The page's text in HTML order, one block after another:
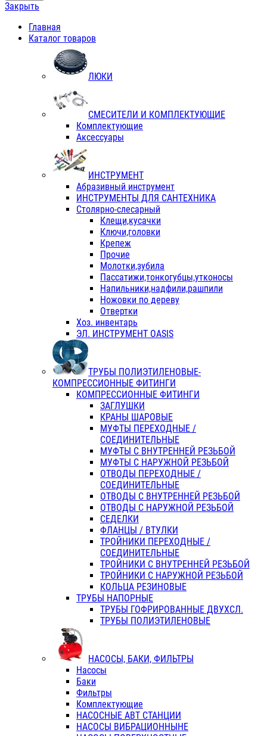
Закрыть
Главная
Каталог товаров
ЛЮКИ
СМЕСИТЕЛИ И КОМПЛЕКТУЮЩИЕ
Комплектующие
Аксессуары
ИНСТРУМЕНТ
Абразивный инструмент
ИНСТРУМЕНТЫ ДЛЯ САНТЕХНИКА
Столярно-слесарный
Клещи,кусачки
Ключи,головки
Крепеж
Прочие
Молотки,зубила
Пассатижи,тонкогубцы,утконосы
Напильники,надфили,рашпили
Ножовки по дереву
Отвертки
Хоз. инвентарь
ЭЛ. ИНСТРУМЕНТ OASIS
ТРУБЫ ПОЛИЭТИЛЕНОВЫЕ-
КОМПРЕССИОННЫЕ ФИТИНГИ
КОМПРЕССИОННЫЕ ФИТИНГИ
ЗАГЛУШКИ
КРАНЫ ШАРОВЫЕ
МУФТЫ ПЕРЕХОДНЫЕ /
СОЕДИНИТЕЛЬНЫЕ
МУФТЫ С ВНУТРЕННЕЙ РЕЗЬБОЙ
МУФТЫ С НАРУЖНОЙ РЕЗЬБОЙ
ОТВОДЫ ПЕРЕХОДНЫЕ /
СОЕДИНИТЕЛЬНЫЕ
ОТВОДЫ С ВНУТРЕННЕЙ РЕЗЬБОЙ
ОТВОДЫ С НАРУЖНОЙ РЕЗЬБОЙ
СЕДЕЛКИ
ФЛАНЦЫ / ВТУЛКИ
ТРОЙНИКИ ПЕРЕХОДНЫЕ /
СОЕДИНИТЕЛЬНЫЕ
ТРОЙНИКИ С ВНУТРЕННЕЙ РЕЗЬБОЙ
ТРОЙНИКИ С НАРУЖНОЙ РЕЗЬБОЙ
КОЛЬЦА РЕЗИНОВЫЕ
ТРУБЫ НАПОРНЫЕ
ТРУБЫ ГОФРИРОВАННЫЕ ДВУХСЛ.
ТРУБЫ ПОЛИЭТИЛЕНОВЫЕ
НАСОСЫ, БАКИ, ФИЛЬТРЫ
Насосы
Баки
Фильтры
Комплектующие
НАСОСНЫЕ АВТ СТАНЦИИ
НАСОСЫ ВИБРАЦИОННЫНЕ